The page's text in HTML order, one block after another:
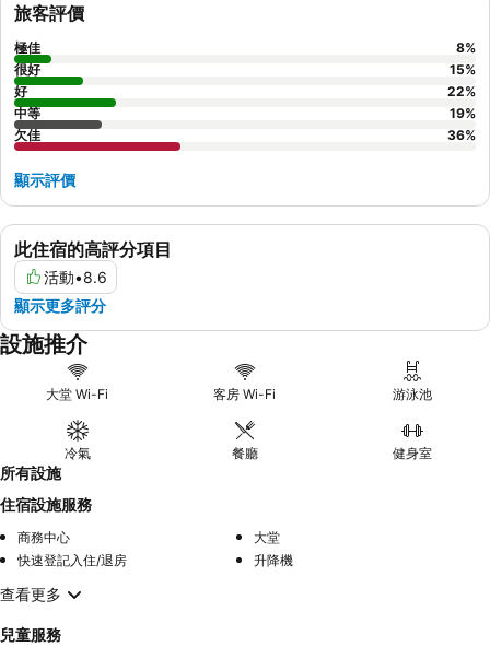
此住宿的高評分項目
活動•8.6
顯示更多評分
旅客評價
極佳 8%
很好
15%
好
22%
中等
19%
欠佳
36%
顯示評價
設施推介
大堂 Wi-Fi 客房 Wi-Fi 游泳池
冷氣 餐廳 健身室
所有設施
住宿設施服務
商務中心
大堂
快速登記入住/退房
升降機
查看更多
兒童服務